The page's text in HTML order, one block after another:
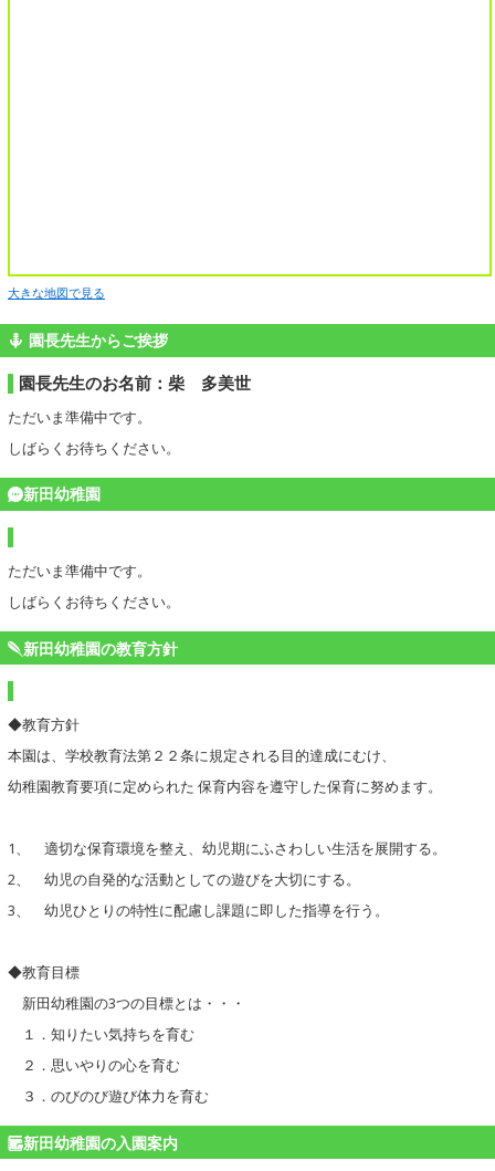
大きな地図で見る
園長先生からご挨拶
園長先生のお名前：柴 多美世
ただいま準備中です。
しばらくお待ちください。
新田幼稚園
ただいま準備中です。
しばらくお待ちください。
新田幼稚園の教育方針
◆教育方針
本園は、学校教育法第２２条に規定される目的達成にむけ、
幼稚園教育要項に定められた 保育内容を遵守した保育に努めます。
1、 適切な保育環境を整え、幼児期にふさわしい生活を展開する。
2、 幼児の自発的な活動としての遊びを大切にする。
3、 幼児ひとりの特性に配慮し課題に即した指導を行う。
◆教育目標
新田幼稚園の3つの目標とは・・・
１．知りたい気持ちを育む
２．思いやりの心を育む
３．のびのび遊び体力を育む
新田幼稚園の入園案内